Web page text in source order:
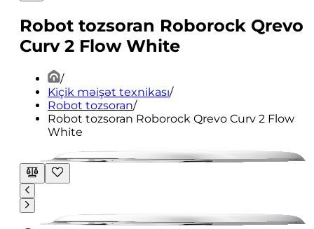
Robot tozsoran Roborock Qrevo
Curv 2 Flow White
/
Kiçik məişət texnikası/
Robot tozsoran/
Robot tozsoran Roborock Qrevo Curv 2 Flow
White